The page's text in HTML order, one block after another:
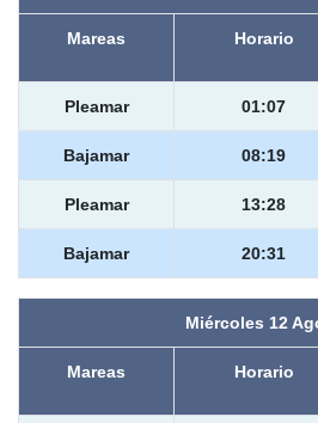
Mareas Horario
Pleamar 01:07
Bajamar 08:19
Pleamar 13:28
Bajamar 20:31
Miércoles 12
Mareas Horario